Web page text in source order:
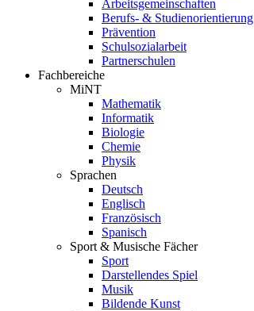
Arbeitsgemeinschaften
Berufs- & Studienorientierung
Prävention
Schulsozialarbeit
Partnerschulen
Fachbereiche
MiNT
Mathematik
Informatik
Biologie
Chemie
Physik
Sprachen
Deutsch
Englisch
Französisch
Spanisch
Sport & Musische Fächer
Sport
Darstellendes Spiel
Musik
Bildende Kunst